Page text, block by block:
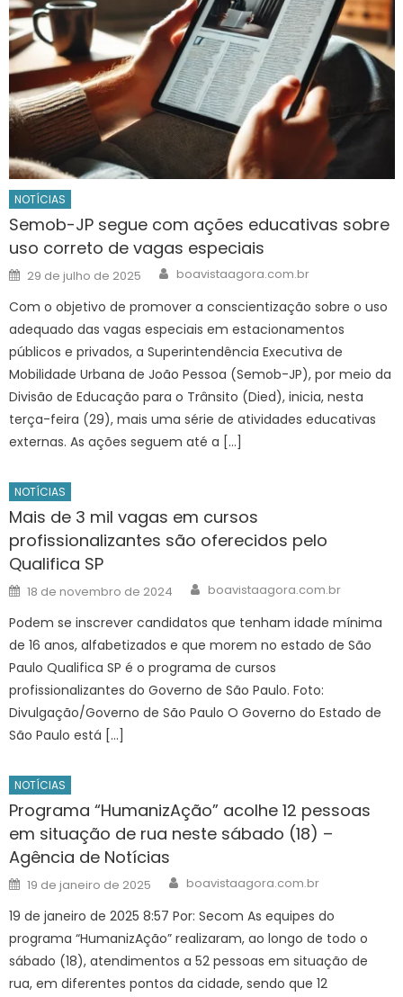
NOTÍCIAS
Semob-JP segue com ações educativas sobre
uso correto de vagas especiais
Posted
on
29 de julho de 2025 Author
boavistaagora.com.br
Com o objetivo de promover a conscientização sobre o uso
adequado das vagas especiais em estacionamentos
públicos e privados, a Superintendência Executiva de
Mobilidade Urbana de João Pessoa (Semob-JP), por meio da
Divisão de Educação para o Trânsito (Died), inicia, nesta
terça-feira (29), mais uma série de atividades educativas
externas. As ações seguem até a […]
NOTÍCIAS
Mais de 3 mil vagas em cursos
profissionalizantes são oferecidos pelo
Qualifica SP
Posted
on
18 de novembro de 2024 Author
boavistaagora.com.br
Podem se inscrever candidatos que tenham idade mínima
de 16 anos, alfabetizados e que morem no estado de São
Paulo Qualifica SP é o programa de cursos
profissionalizantes do Governo de São Paulo. Foto:
Divulgação/Governo de São Paulo O Governo do Estado de
São Paulo está […]
NOTÍCIAS
Programa “HumanizAção” acolhe 12 pessoas
em situação de rua neste sábado (18) –
Agência de Notícias
Posted
on
19 de janeiro de 2025 Author
boavistaagora.com.br
19 de janeiro de 2025 8:57 Por: Secom As equipes do
programa “HumanizAção” realizaram, ao longo de todo o
sábado (18), atendimentos a 52 pessoas em situação de
rua, em diferentes pontos da cidade, sendo que 12